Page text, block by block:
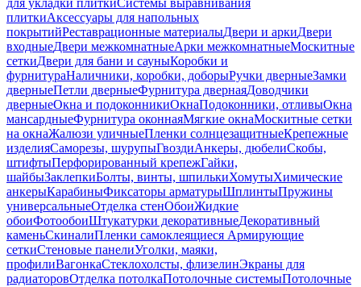
для укладки плиткиСистемы выравнивания
плиткиАксессуары для напольных
покрытийРеставрационные материалыДвери и аркиДвери
входныеДвери межкомнатныеАрки межкомнатныеМоскитные
сеткиДвери для бани и сауныКоробки и
фурнитураНаличники, коробки, доборыРучки дверныеЗамки
дверныеПетли дверныеФурнитура двернаяДоводчики
дверныеОкна и подоконникиОкнаПодоконники, отливыОкна
мансардныеФурнитура оконнаяМягкие окнаМоскитные сетки
на окнаЖалюзи уличныеПленки солнцезащитныеКрепежные
изделияСаморезы, шурупыГвоздиАнкеры, дюбелиСкобы,
штифтыПерфорированный крепежГайки,
шайбыЗаклепкиБолты, винты, шпилькиХомутыХимические
анкерыКарабиныФиксаторы арматурыШплинтыПружины
универсальныеОтделка стенОбоиЖидкие
обоиФотообоиШтукатурки декоративныеДекоративный
каменьСкиналиПленки самоклеящиеся Армирующие
сеткиСтеновые панелиУголки, маяки,
профилиВагонкаСтеклохолсты, флизелинЭкраны для
радиаторовОтделка потолкаПотолочные системыПотолочные